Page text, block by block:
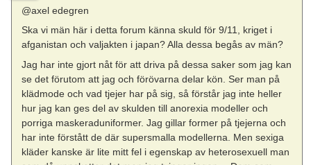
@axel edegren
Ska vi män här i detta forum känna skuld för 9/11, kriget i
afganistan och valjakten i japan? Alla dessa begås av män?
Jag har inte gjort nåt för att driva på dessa saker som jag kan
se det förutom att jag och förövarna delar kön. Ser man på
klädmode och vad tjejer har på sig, så förstår jag inte heller
hur jag kan ges del av skulden till anorexia modeller och
porriga maskeraduniformer. Jag gillar former på tjejerna och
har inte förstått de där supersmalla modellerna. Men sexiga
kläder kanske är lite mitt fel i egenskap av heterosexuell man